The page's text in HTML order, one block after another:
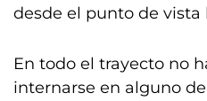
desde el punto de vista
En todo el trayecto no
internarse en alguno